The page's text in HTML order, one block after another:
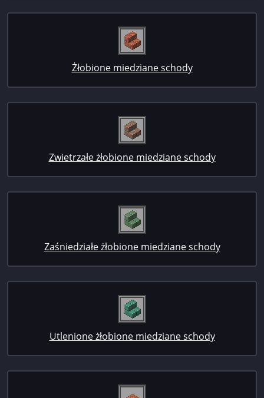
Żłobione miedziane schody
Zwietrzałe żłobione miedziane schody
Zaśniedziałe żłobione miedziane schody
Utlenione żłobione miedziane schody